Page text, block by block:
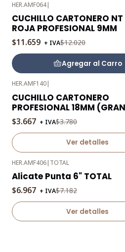
-3%
OFF
HER.AMF064|
CUCHILLO CARTONERO
ROJA PROFESIONAL 9MM
$11.659 + IVA$12.020
Agregar al Carro
-3%
OFF
HER.AMF140|
CUCHILLO CARTONERO
PROFESIONAL 18MM
$3.667 + IVA$3.780
Ver detalles
-3%
OFF
Agotado
HER.AMF406| TOTAL
Alicate Punta 6" TOTAL
$6.967 + IVA$7.182
Ver detalles